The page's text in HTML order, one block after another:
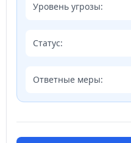
Уровень угрозы:
Статус:
Ответные меры: